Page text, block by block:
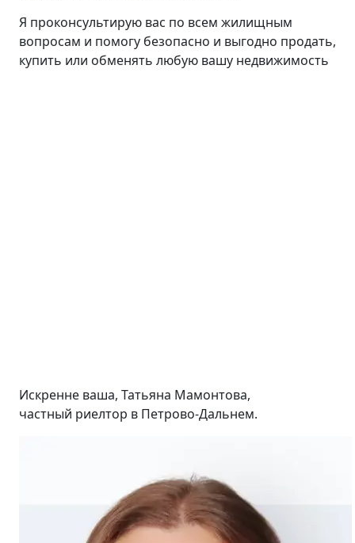
Я проконсультирую вас по всем жилищным
вопросам и помогу безопасно и выгодно продать,
купить или обменять любую вашу недвижимость
Искренне ваша, Татьяна Мамонтова,
частный риелтор в Петрово-Дальнем.